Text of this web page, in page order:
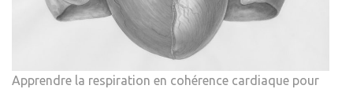
Apprendre la respiration en cohérence cardiaque pour